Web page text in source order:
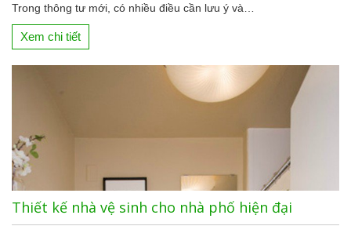
Trong thông tư mới, có nhiều điều cần lưu ý và…
Xem chi tiết
Thiết kế nhà vệ sinh cho nhà phố hiện đại